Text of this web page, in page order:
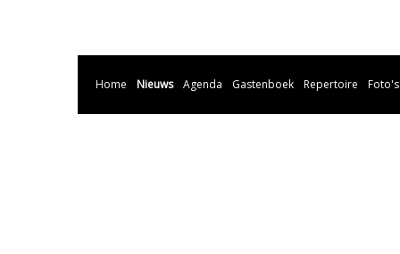
Home Nieuws Agenda Gastenboek Repertoire Foto's